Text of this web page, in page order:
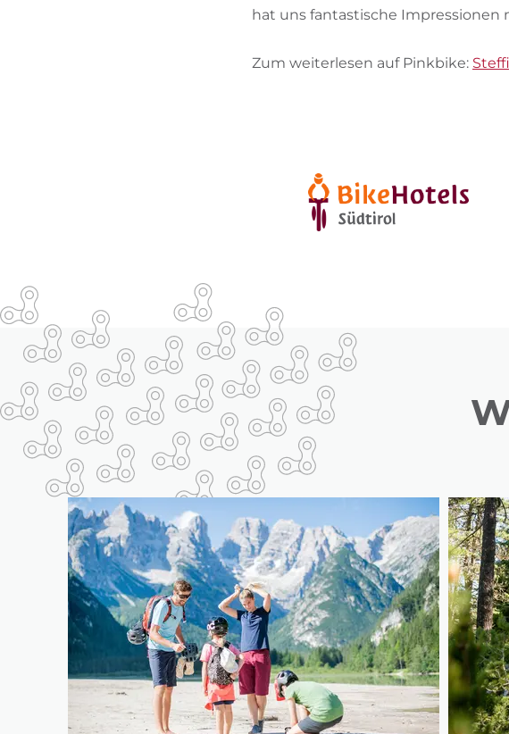
hat uns fantastische Impressionen
Zum weiterlesen auf Pinkbike: